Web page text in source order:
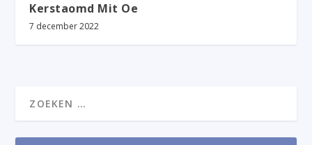
Kerstaomd Mit Oe
7 december 2022